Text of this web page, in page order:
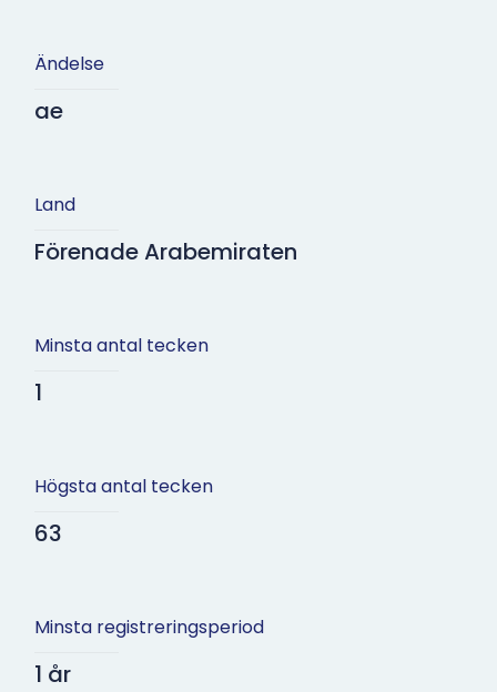
Ändelse
ae
Land
Förenade Arabemiraten
Minsta antal tecken
1
Högsta antal tecken
63
Minsta registreringsperiod
1 år